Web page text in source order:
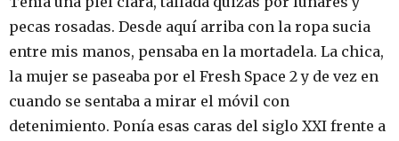
pecas rosadas. Desde aquí arriba con la ropa sucia
entre mis manos, pensaba en la mortadela. La chica,
la mujer se paseaba por el Fresh Space 2 y de vez en
cuando se sentaba a mirar el móvil con
detenimiento. Ponía esas caras del siglo XXI frente a